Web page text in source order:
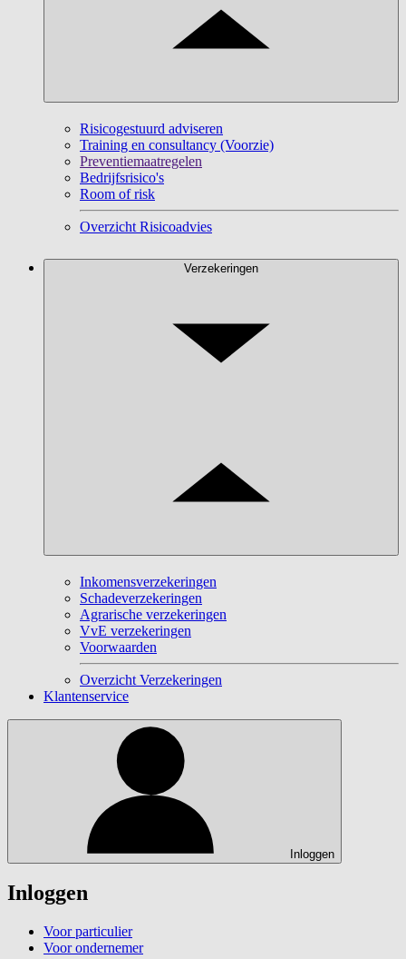
Risicogestuurd adviseren
Training en consultancy (Voorzie)
Preventiemaatregelen
Bedrijfsrisico's
Room of risk
Overzicht Risicoadvies
Verzekeringen
Inkomensverzekeringen
Schadeverzekeringen
Agrarische verzekeringen
VvE verzekeringen
Voorwaarden
Overzicht Verzekeringen
Klantenservice
Inloggen
Inloggen
Voor particulier
Voor ondernemer